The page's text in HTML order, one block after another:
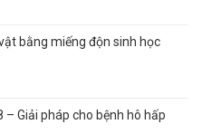
bằng miếng độn sinh học
Giải pháp cho bệnh hô hấp